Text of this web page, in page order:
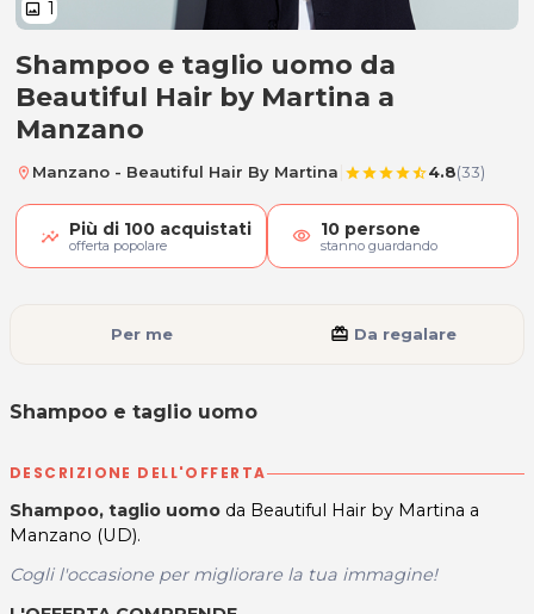
image 1
Shampoo e taglio uomo
Shampoo e taglio uomo da
Beautiful Hair by Martina a
Manzano
location_on Manzano - Beautiful Hair By Martina starstarstarstarstar_half4.8(33)
Più di 100 acquistati
offerta popolare visibility 10 persone
stanno guardando
Shampoo e taglio uomo
Per me card_giftcard Da regalare
DESCRIZIONE DELL'OFFERTA
Shampoo, taglio uomo da Beautiful Hair by Martina a
Manzano (UD).
Cogli l'occasione per migliorare la tua immagine!